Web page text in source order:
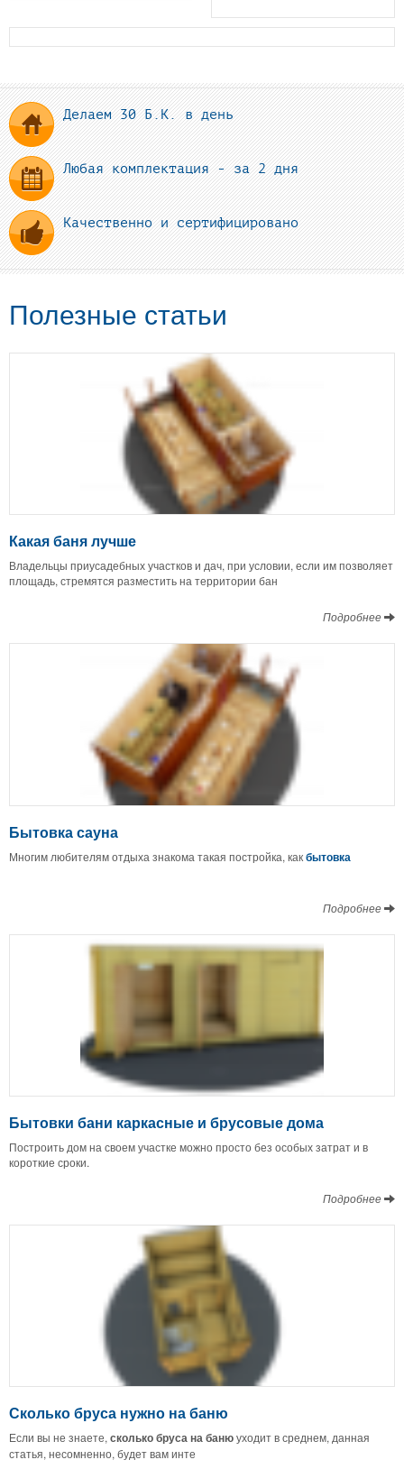
Делаем 30 Б.К. в день
Любая комплектация - за 2 дня
Качественно и сертифицировано
Полезные статьи
Какая баня лучше
Владельцы приусадебных участков и дач, при условии, если им позволяет
площадь, стремятся разместить на территории бан
Подробнее
Бытовка сауна
Многим любителям отдыха знакома такая постройка, какбытовка
Подробнее
Бытовки бани каркасные и брусовые дома
Построить дом на своем участке можно просто без особых затрат и в
короткие сроки.
Подробнее
Сколько бруса нужно на баню
Если вы не знаете, сколько бруса на банюуходит в среднем, данная
статья, несомненно, будет вам инте